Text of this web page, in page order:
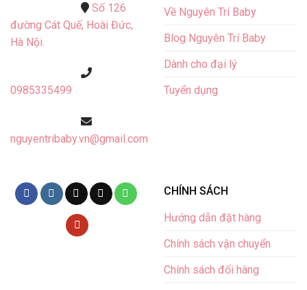
Số 126
đường Cát Quế, Hoài Đức,
Hà Nội.
0985335499
nguyentribaby.vn@gmail.com
Về Nguyên Trí Baby
Blog Nguyên Trí Baby
Dành cho đại lý
Tuyển dụng
CHÍNH SÁCH
Hướng dẫn đặt hàng
Chính sách vận chuyển
Chính sách đổi hàng